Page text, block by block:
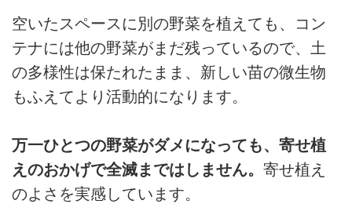
空いたスペースに別の野菜を植えても、コン
テナには他の野菜がまだ残っているので、土
の多様性は保たれたまま、新しい苗の微生物
もふえてより活動的になります。
万一ひとつの野菜がダメになっても、寄せ植
えのおかげで全滅まではしません。 寄せ植え
のよさを実感しています。